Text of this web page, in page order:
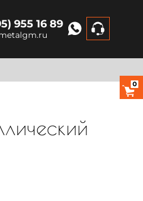
955 16 89
0